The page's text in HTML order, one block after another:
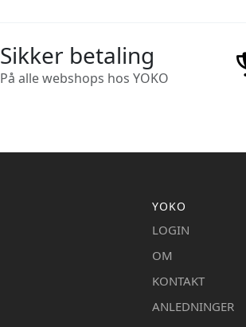
Sikker betaling
På alle webshops hos YOKO
YOKO
LOGIN
OM
KONTAKT
ANLEDNINGER